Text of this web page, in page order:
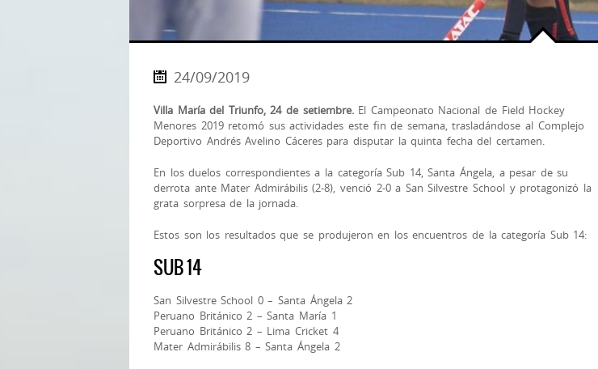
24/09/2019
Villa María del Triunfo, 24 de setiembre.El Campeonato Nacional de Field Hockey
Menores 2019 retomó sus actividades este fin de semana, trasladándose al Complejo
Deportivo Andrés Avelino Cáceres para disputar la quinta fecha del certamen.
En los duelos correspondientes a la categoría Sub 14, Santa Ángela, a pesar de su
derrota ante Mater Admirábilis (2-8), venció 2-0 a San Silvestre School y protagonizó la
grata sorpresa de la jornada.
Estos son los resultados que se produjeron en los encuentros de la categoría Sub 14:
SUB 14
San Silvestre School 0 – Santa Ángela 2
Peruano Británico 2 – Santa María 1
Peruano Británico 2 – Lima Cricket 4
Mater Admirábilis 8 – Santa Ángela 2